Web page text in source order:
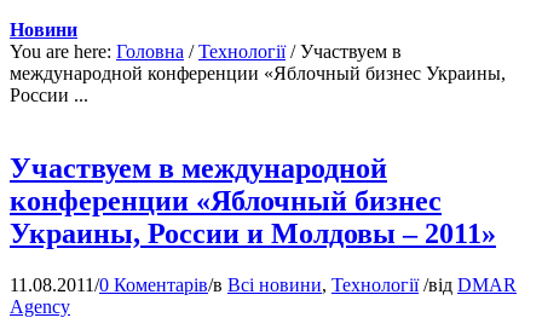
Новини
You are here: Головна / Технології / Участвуем в
международной конференции «Яблочный бизнес Украины,
России ...
Участвуем в международной
конференции «Яблочный бизнес
Украины, России и Молдовы – 2011»
11.08.2011/0 Коментарів/в Всі новини, Технології /від DMAR
Agency